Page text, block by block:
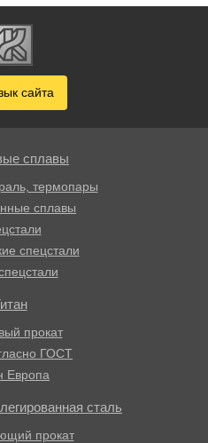
сайта
сплавы
термопары
сплавы
спецстали
прокат
ГОСТ
Европа
сталь
прокат